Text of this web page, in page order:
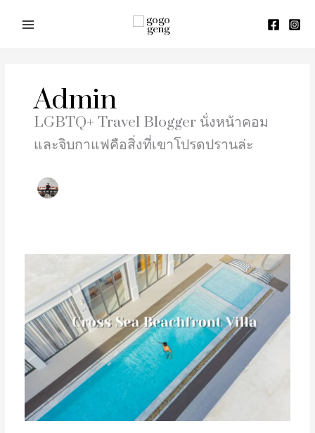
Admin
LGBTQ+ Travel Blogger นั่งหน้าคอม
และจิบกาแฟคือสิ่งที่เขาโปรดปรานล่ะ
ติด
ทะเล
Cross
Sea
Beachfront
Villa